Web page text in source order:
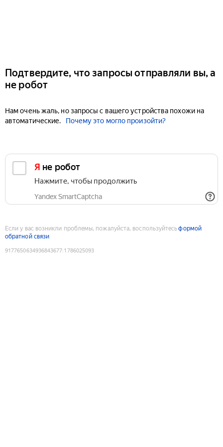
Подтвердите, что запросы отправляли вы, а
не робот
Нам очень жаль, но запросы с вашего устройства похожи на
автоматические.
Почему это могло произойти?
Я не робот
Нажмите, чтобы продолжить
Yandex SmartCaptcha
Если у вас возникли проблемы, пожалуйста, воспользуйтесьформой
обратной связи
9177650634936843677:1786025093